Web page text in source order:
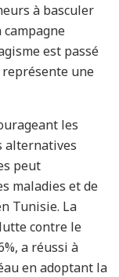
à basculer
est passé
représente une
les
alternatives
peut
maladies et de
Tunisie. La
contre le
a réussi à
en adoptant la